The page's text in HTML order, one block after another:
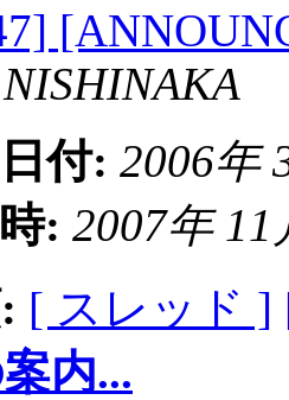
付: 2006年
: 2007年 11
[ スレッド ]
内...